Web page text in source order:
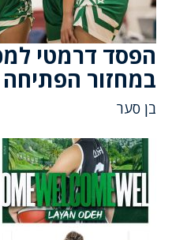
הפסד דרמטי
במחזור הפתיחה
בן סער